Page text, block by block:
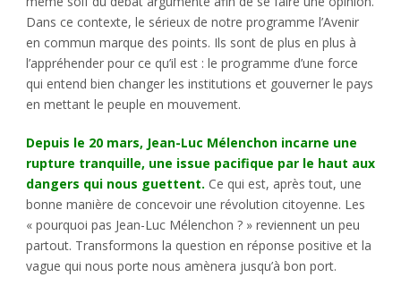
Dans ce contexte, le sérieux de notre programme l’Avenir
en commun marque des points. Ils sont de plus en plus à
l’appréhender pour ce qu’il est : le programme d’une force
qui entend bien changer les institutions et gouverner le pays
en mettant le peuple en mouvement.
Depuis le 20 mars, Jean-Luc Mélenchon incarne une
rupture tranquille, une issue pacifique par le haut aux
dangers qui nous guettent. Ce qui est, après tout, une
bonne manière de concevoir une révolution citoyenne. Les
« pourquoi pas Jean-Luc Mélenchon ? » reviennent un peu
partout. Transformons la question en réponse positive et la
vague qui nous porte nous amènera jusqu’à bon port.